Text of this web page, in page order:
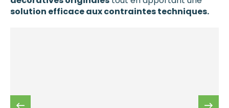
solution efficace aux contraintes techniques.